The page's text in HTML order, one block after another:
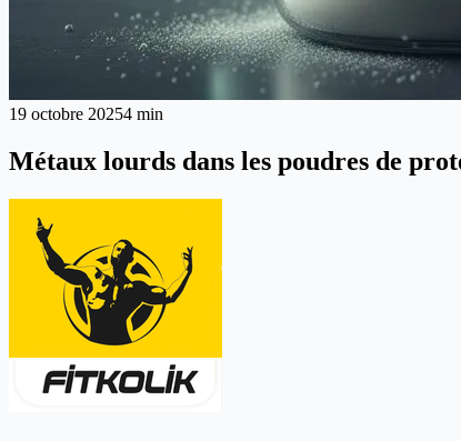
19 octobre 20254 min
Métaux lourds dans les poudres de